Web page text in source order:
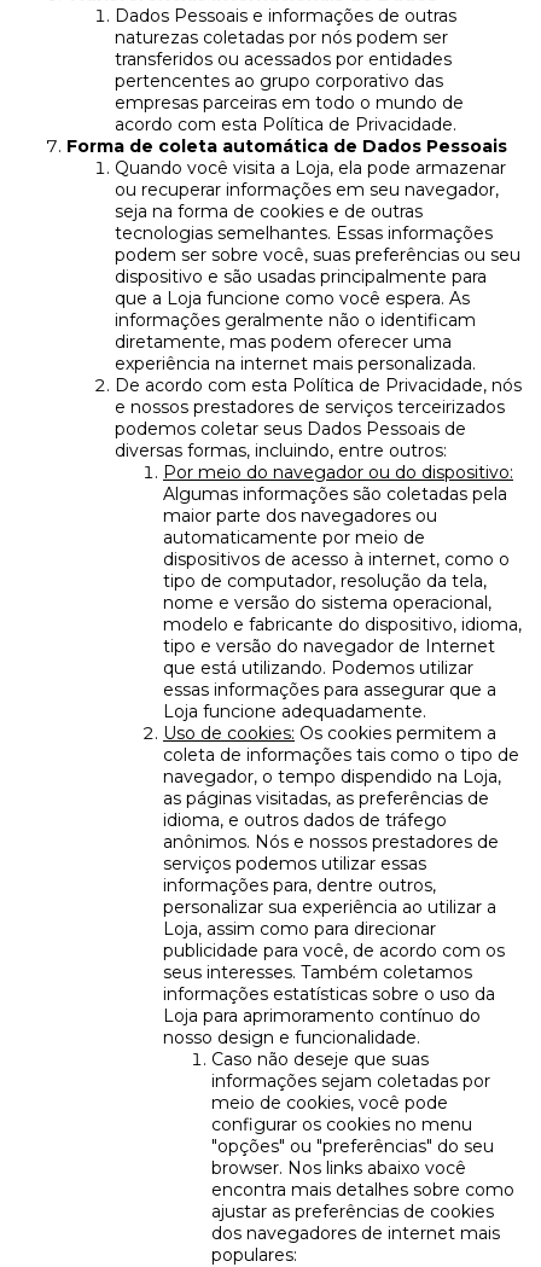
Dados Pessoais e informações de outras
naturezas coletadas por nós podem ser
transferidos ou acessados por entidades
pertencentes ao grupo corporativo das
empresas parceiras em todo o mundo de
acordo com esta Política de Privacidade.
Forma de coleta automática de Dados Pessoais
Quando você visita a Loja, ela pode armazenar
ou recuperar informações em seu navegador,
seja na forma de cookies e de outras
tecnologias semelhantes. Essas informações
podem ser sobre você, suas preferências ou seu
dispositivo e são usadas principalmente para
que a Loja funcione como você espera. As
informações geralmente não o identificam
diretamente, mas podem oferecer uma
experiência na internet mais personalizada.
De acordo com esta Política de Privacidade, nós
e nossos prestadores de serviços terceirizados
podemos coletar seus Dados Pessoais de
diversas formas, incluindo, entre outros:
Por meio do navegador ou do dispositivo:
Algumas informações são coletadas pela
maior parte dos navegadores ou
automaticamente por meio de
dispositivos de acesso à internet, como o
tipo de computador, resolução da tela,
nome e versão do sistema operacional,
modelo e fabricante do dispositivo, idioma,
tipo e versão do navegador de Internet
que está utilizando. Podemos utilizar
essas informações para assegurar que a
Loja funcione adequadamente.
Uso de cookies: Os cookies permitem a
coleta de informações tais como o tipo de
navegador, o tempo dispendido na Loja,
as páginas visitadas, as preferências de
idioma, e outros dados de tráfego
anônimos. Nós e nossos prestadores de
serviços podemos utilizar essas
informações para, dentre outros,
personalizar sua experiência ao utilizar a
Loja, assim como para direcionar
publicidade para você, de acordo com os
seus interesses. Também coletamos
informações estatísticas sobre o uso da
Loja para aprimoramento contínuo do
nosso design e funcionalidade.
Caso não deseje que suas
informações sejam coletadas por
meio de cookies, você pode
configurar os cookies no menu
"opções" ou "preferências" do seu
browser. Nos links abaixo você
encontra mais detalhes sobre como
ajustar as preferências de cookies
dos navegadores de internet mais
populares: